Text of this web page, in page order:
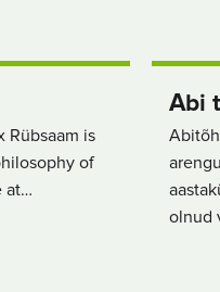
Rübsaam is
of
at…
Abi
olnud